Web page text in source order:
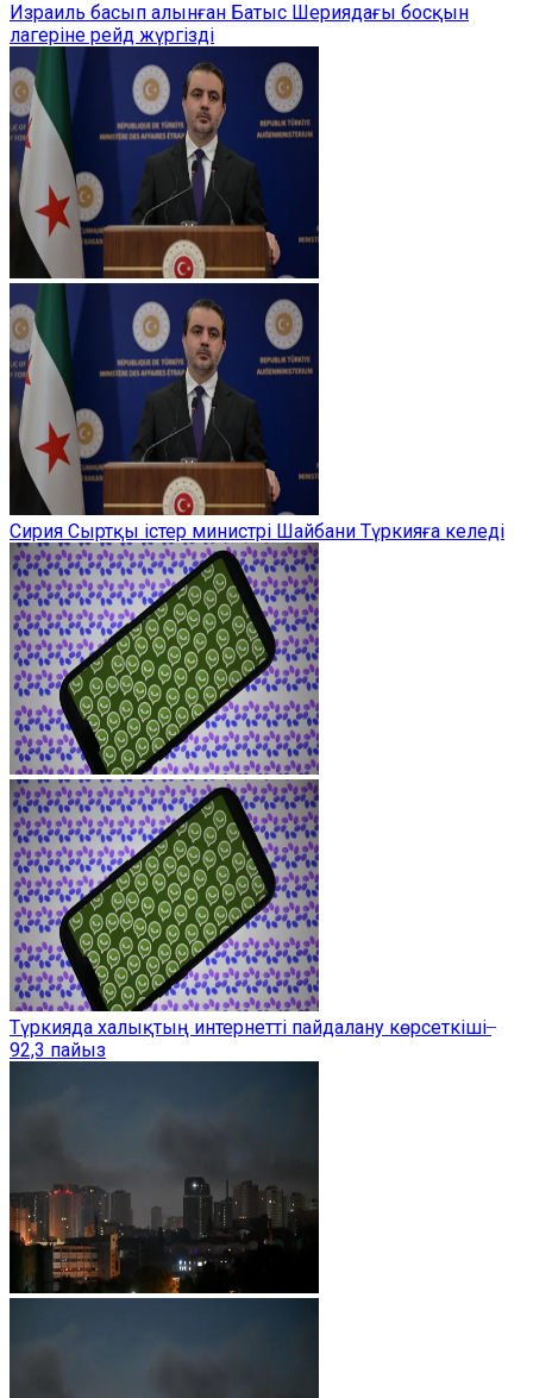
Израиль басып алынған Батыс Шериядағы босқын
лагеріне рейд жүргізді
Сирия Сыртқы істер министрі Шайбани Түркияға келеді
Түркияда халықтың интернетті пайдалану көрсеткіші ̶
92,3 пайыз